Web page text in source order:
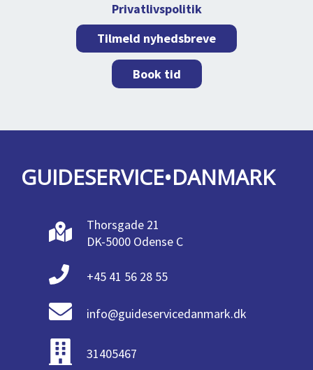
Tilmeld nyhedsbreve
Privatlivspolitik
Book tid
GUIDESERVICE•DANMARK
Thorsgade 21
DK-5000 Odense C
+45 41 56 28 55
info@guideservicedanmark.dk
31405467